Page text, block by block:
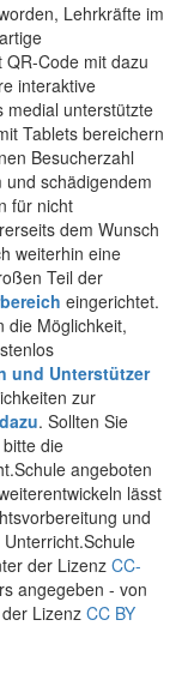
Lehrkräfte im
Code mit dazu
interaktive
medial unterstützte
Tablets bereichern
Besucherzahl
und schädigendem
für nicht
dem Wunsch
weiterhin eine
Teil der
eingerichtet.
die Möglichkeit,
und Unterstützer
zur
. Sollten Sie
die
angeboten
lässt
und
der Lizenz CC-
angegeben - von
Lizenz CC BY